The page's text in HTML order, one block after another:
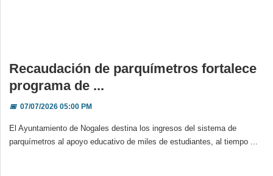
Recaudación de parquímetros fortalece
programa de ...
📅07/07/2026 05:00 PM
El Ayuntamiento de Nogales destina los ingresos del sistema de
parquímetros al apoyo educativo de miles de estudiantes, al tiempo ...